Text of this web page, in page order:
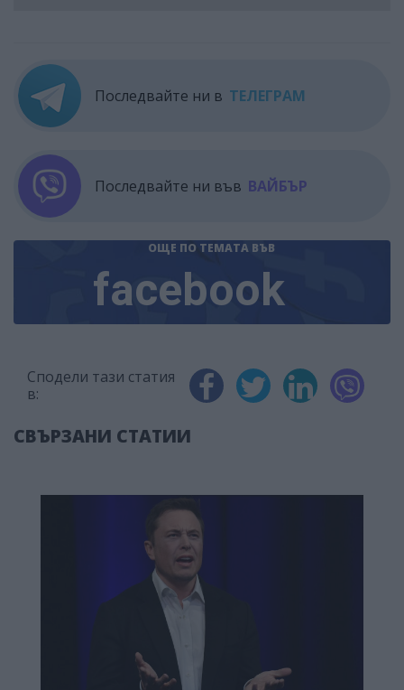
Последвайте ни в ТЕЛЕГРАМ
Последвайте ни във ВАЙБЪР
ОЩЕ ПО ТЕМАТА ВЪВ
facebook
Сподели тази статия
в:
СВЪРЗАНИ СТАТИИ